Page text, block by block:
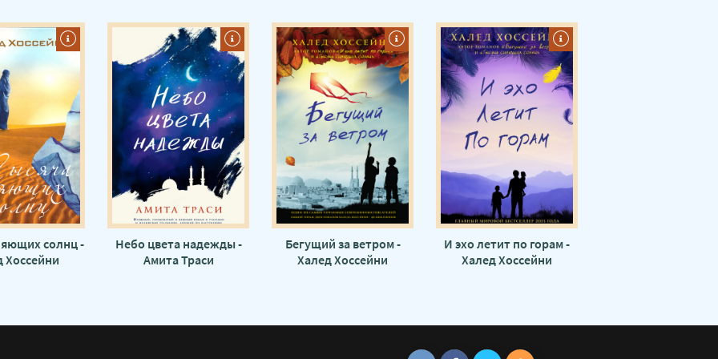
солнц -
Хоссейни
Небо цвета надежды -
Амита Траси
Бегущий за ветром -
Халед Хоссейни
И эхо летит по горам -
Халед Хоссейни